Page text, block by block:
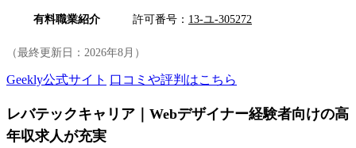
有料職業紹介 許可番号： 13-ユ-305272
（最終更新日： 2026年8月 ）
Geekly公式サイト 口コミや評判はこちら
レバテックキャリア｜Webデザイナー経験者向けの高
年収求人が充実